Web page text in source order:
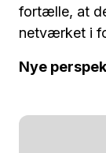
fortælle, at
netværket i
Nye